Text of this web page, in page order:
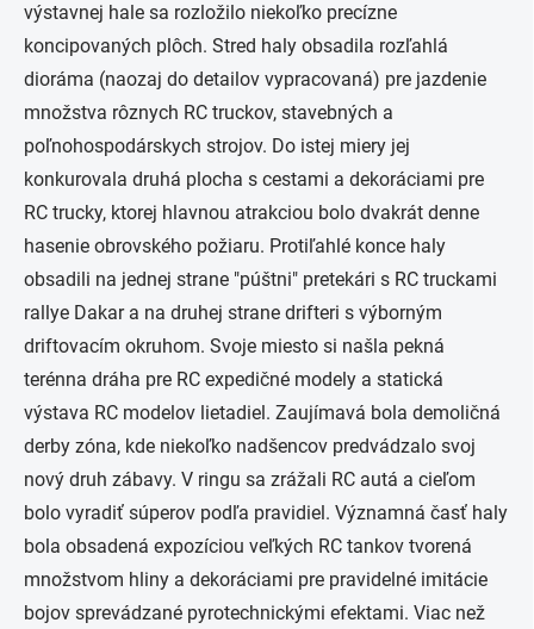
výstavnej hale sa rozložilo niekoľko precízne
koncipovaných plôch. Stred haly obsadila rozľahlá
dioráma (naozaj do detailov vypracovaná) pre jazdenie
množstva rôznych RC truckov, stavebných a
poľnohospodárskych strojov. Do istej miery jej
konkurovala druhá plocha s cestami a dekoráciami pre
RC trucky, ktorej hlavnou atrakciou bolo dvakrát denne
hasenie obrovského požiaru. Protiľahlé konce haly
obsadili na jednej strane "púštni" pretekári s RC truckami
rallye Dakar a na druhej strane drifteri s výborným
driftovacím okruhom. Svoje miesto si našla pekná
terénna dráha pre RC expedičné modely a statická
výstava RC modelov lietadiel. Zaujímavá bola demoličná
derby zóna, kde niekoľko nadšencov predvádzalo svoj
nový druh zábavy. V ringu sa zrážali RC autá a cieľom
bolo vyradiť súperov podľa pravidiel. Významná časť haly
bola obsadená expozíciou veľkých RC tankov tvorená
množstvom hliny a dekoráciami pre pravidelné imitácie
bojov sprevádzané pyrotechnickými efektami. Viac než